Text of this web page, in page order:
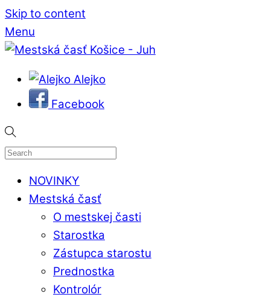
Skip to content
Menu
Alejko
Facebook
NOVINKY
Mestská časť
O mestskej časti
Starostka
Zástupca starostu
Prednostka
Kontrolór